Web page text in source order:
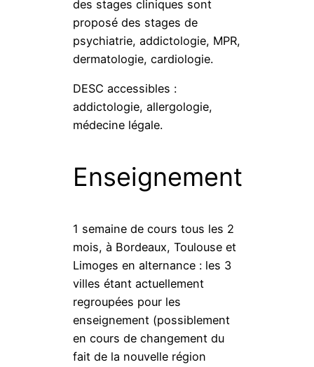
des stages cliniques sont
proposé des stages de
psychiatrie, addictologie, MPR,
dermatologie, cardiologie.
DESC accessibles :
addictologie, allergologie,
médecine légale.
Enseignement
1 semaine de cours tous les 2
mois, à Bordeaux, Toulouse et
Limoges en alternance : les 3
villes étant actuellement
regroupées pour les
enseignement (possiblement
en cours de changement du
fait de la nouvelle région